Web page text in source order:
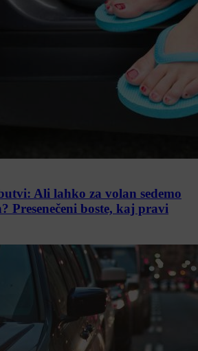
Ali lahko za volan sedemo
Presenečeni boste, kaj pravi